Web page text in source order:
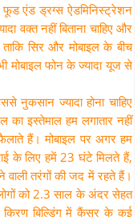
एंड ड्रग्स ऐडमिनिस्ट्रेशन
वक्त नहीं बिताना चाहिए और
सिर और मोबाइल के बीच
मोबाइल फोन के ज्यादा यूज से
नुकसान ज्यादा होना चाहिए
का इस्तेमाल हम लगातार नहीं
हैं। मोबाइल पर अगर हम
के लिए हमें 23 घंटे मिलते हैं,
तरंगों की जद में रहते हैं।
को 2.3 साल के अंदर सेहत
बिल्डिंग में कैंसर के कई